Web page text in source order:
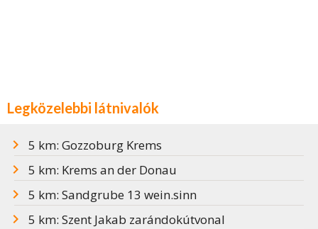
Legközelebbi látnivalók
5 km: Gozzoburg Krems
5 km: Krems an der Donau
5 km: Sandgrube 13 wein.sinn
5 km: Szent Jakab zarándokútvonal